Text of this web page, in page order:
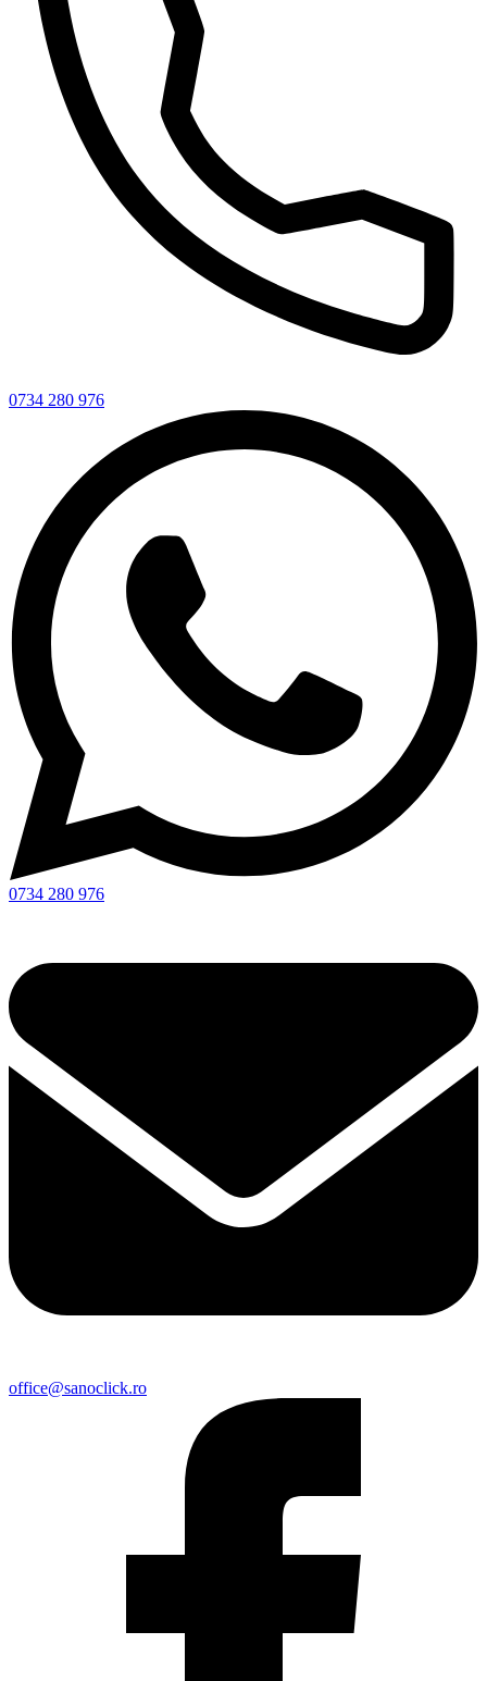
0734 280 976
0734 280 976
office@sanoclick.ro